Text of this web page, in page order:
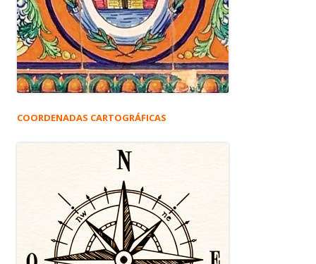
COORDENADAS CARTOGRÁFICAS